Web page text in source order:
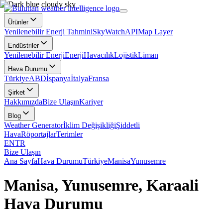
Ürünler
Yenilenebilir Enerji TahminiSkyWatchAPIMap Layer
Endüstriler
Yenilenebilir EnerjiEnerjiHavacılıkLojistikLiman
Hava Durumu
TürkiyeABDİspanyaİtalyaFransa
Şirket
HakkımızdaBize UlaşınKariyer
Blog
Weather Generatorİklim DeğişikliğiŞiddetli
HavaRöportajlarTerimler
ENTR
Bize Ulaşın
Ana SayfaHava DurumuTürkiyeManisaYunusemre
Manisa, Yunusemre, Karaali
Hava Durumu